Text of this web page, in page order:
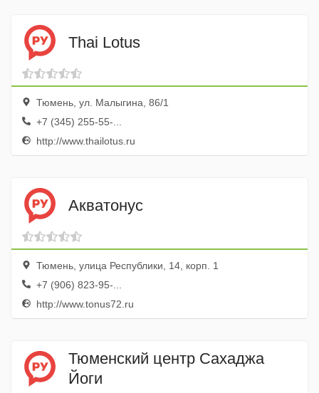
Thai Lotus
Тюмень, ул. Малыгина, 86/1
+7 (345) 255-55-...
http://www.thailotus.ru
Акватонус
Тюмень, улица Республики, 14, корп. 1
+7 (906) 823-95-...
http://www.tonus72.ru
Тюменский центр Сахаджа
Йоги